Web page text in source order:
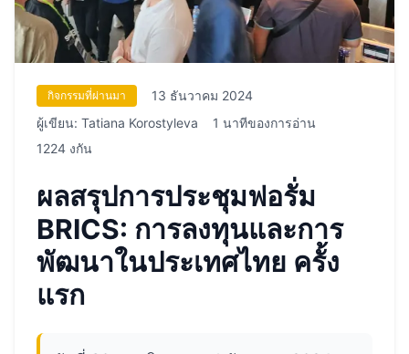
กิจกรรมที่ผ่านมา
13 ธันวาคม 2024
ผู้เขียน: Tatiana Korostyleva
1 นาทีของการอ่าน
1224 งกัน
ผลสรุปการประชุมฟอรั่ม
BRICS: การลงทุนและการ
พัฒนาในประเทศไทย ครั้ง
แรก